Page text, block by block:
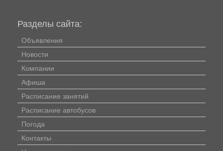
Разделы сайта:
Объявления
Новости
Компании
Афиша
Расписание занятий
Расписание автобусов
Погода
Контакты